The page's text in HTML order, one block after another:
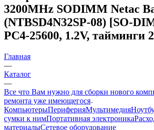
3200MHz SODIMM Netac
(NTBSD4N32SP-08) [SO-
PC4-25600, 1.2V, тайминги
Главная
—
Каталог
—
Все что Вам нужно для сборки нового
ремонта уже имеющегося
КомпьютерыПериферияМультимедия
сумки к нимПортативная электроника
материалыСетевое оборудование